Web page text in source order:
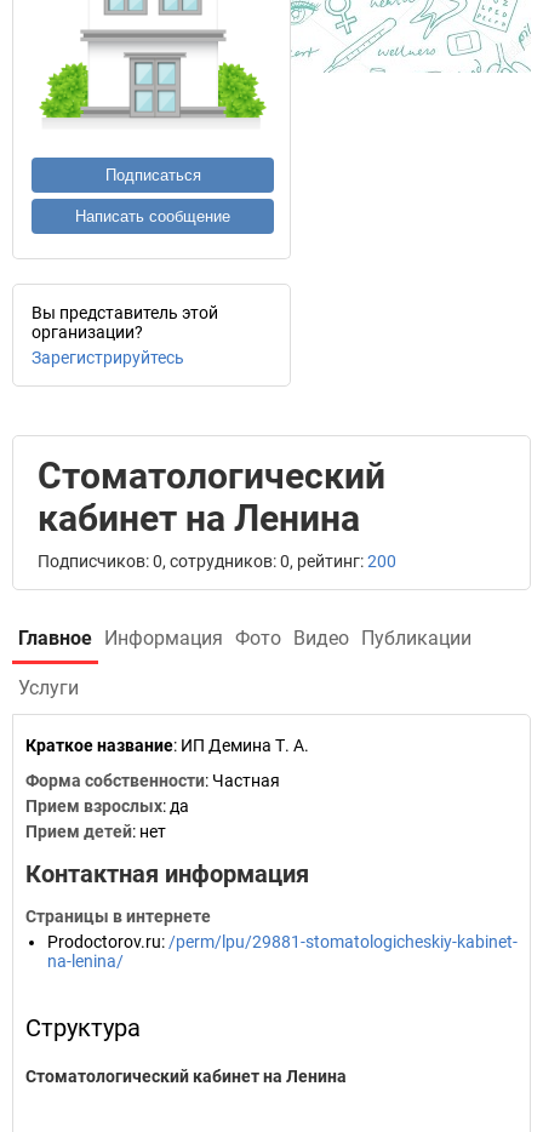
Подписаться
Написать сообщение
Вы представитель этой
организации?
Зарегистрируйтесь
Стоматологический
кабинет на Ленина
Подписчиков: 0, сотрудников: 0, рейтинг:200
Главное Информация Фото Видео Публикации
Услуги
Краткое название: ИП Демина Т. А.
Форма собственности: Частная
Прием взрослых: да
Прием детей: нет
Контактная информация
Страницы в интернете
Prodoctorov.ru: /perm/lpu/29881-stomatologicheskiy-kabinet-
na-lenina/
Структура
Стоматологический кабинет на Ленина